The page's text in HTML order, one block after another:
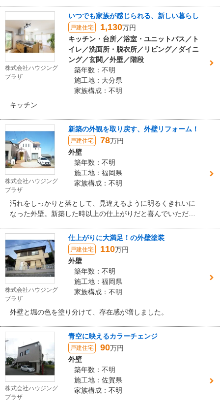
Ｋを作りました。また、内装や照明にこだわって生活感のな
い空間にしたいとのご要望だったため、ダウンライトや間接
照明を使用した、落ち着きと高級感のあるホテルのようなイ
メージでプランをご提案しました。
株式会社ハウジング
プラザ
いつでも家族が感じられる、新しい暮らし
戸建住宅 1,130万円
キッチン・台所／浴室・ユニットバス／ト
イレ／洗面所・脱衣所／リビング／ダイニ
ング／玄関／外壁／階段
築年数：不明
施工地：大分県
家族構成：不明
キッチン
株式会社ハウジング
プラザ
新築の外観を取り戻す、外壁リフォーム！
戸建住宅 78万円
外壁
築年数：不明
施工地：福岡県
家族構成：不明
汚れをしっかりと落として、見違えるように明るくきれいに
なった外壁。新築した時以上の仕上がりだと喜んでいただけ
株式会社ハウジング
プラザ
仕上がりに大満足！の外壁塗装
戸建住宅 110万円
外壁
築年数：不明
施工地：福岡県
家族構成：不明
外壁と堀の色を塗り分けて、存在感が増しました。
株式会社ハウジング
プラザ
青空に映えるカラーチェンジ
戸建住宅 90万円
外壁
築年数：不明
施工地：佐賀県
家族構成：不明